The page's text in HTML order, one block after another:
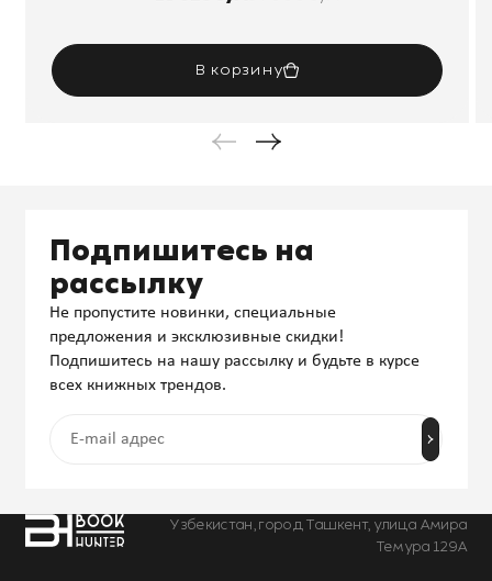
В корзину
Узбекистан, город Ташкент, улица Амира
Темура 129А
Подпишитесь на
рассылку
Не пропустите новинки, специальные
предложения и эксклюзивные скидки!
Подпишитесь на нашу рассылку и будьте в курсе
всех книжных трендов.